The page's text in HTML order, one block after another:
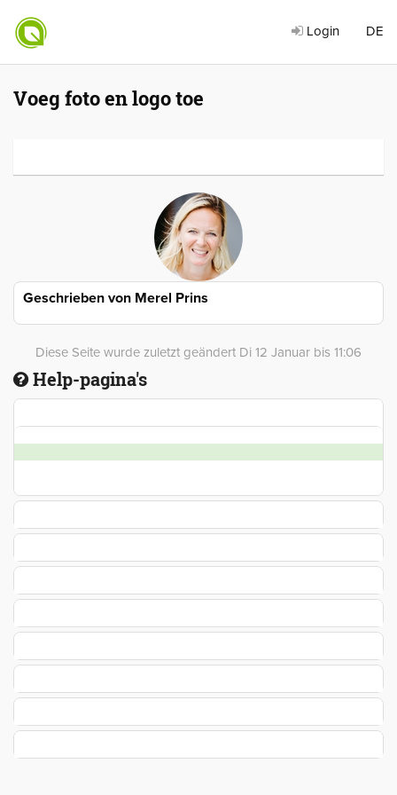
Login DE
Voeg foto en logo toe
Geschrieben von Merel Prins
Diese Seite wurde zuletzt geändert Di 12 Januar bis 11:06
Help-pagina's